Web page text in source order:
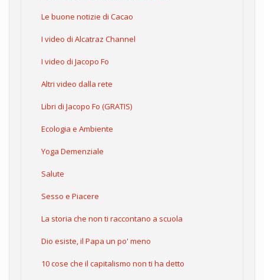
Le buone notizie di Cacao
I video di Alcatraz Channel
I video di Jacopo Fo
Altri video dalla rete
Libri di Jacopo Fo (GRATIS)
Ecologia e Ambiente
Yoga Demenziale
Salute
Sesso e Piacere
La storia che non ti raccontano a scuola
Dio esiste, il Papa un po' meno
10 cose che il capitalismo non ti ha detto